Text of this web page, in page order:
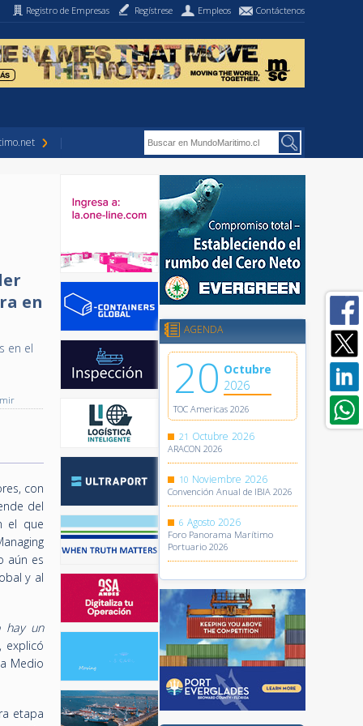
Registro de Empresas Regístrese Empleos Contáctenos
en
en el
con
del
el que
aún es
y al
hay un
explicó
Medio
etapa
AGENDA
20 Octubre
2026
TOC Americas 2026
21 Octubre 2026
ARACON 2026
10 Noviembre 2026
Convención Anual de IBIA 2026
6 Agosto 2026
Foro Panorama Marítimo
Portuario 2026